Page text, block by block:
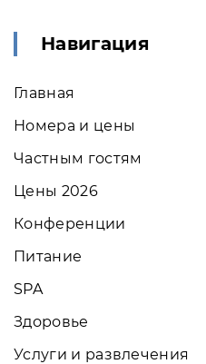
Навигация
Главная
Номера и цены
Частным гостям
Цены 2026
Конференции
Питание
SPA
Здоровье
Услуги и развлечения